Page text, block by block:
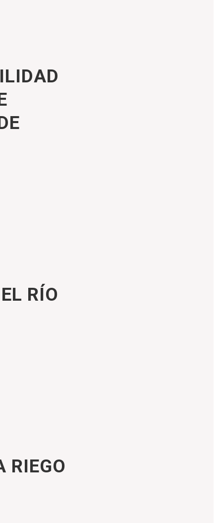
RÍO
RIEGO